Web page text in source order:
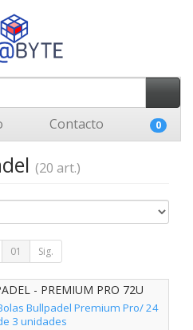
Contacto 0
(20 art.)
01 Sig.
- PREMIUM PRO 72U
Bullpadel Premium Pro/ 24
3 unidades